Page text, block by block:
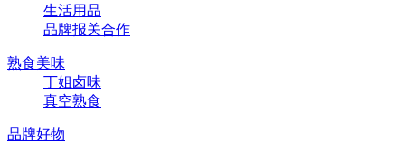
生活用品
品牌报关合作
熟食美味
丁姐卤味
真空熟食
品牌好物